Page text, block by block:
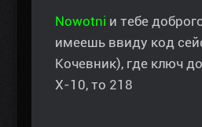
Nowotni и тебе
имеешь ввиду код
Кочевник), где ключ
Х-10, то 218